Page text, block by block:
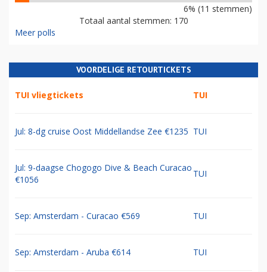
6% (11 stemmen)
Totaal aantal stemmen: 170
Meer polls
VOORDELIGE RETOURTICKETS
TUI vliegtickets TUI
Jul: 8-dg cruise Oost Middellandse Zee €1235 TUI
Jul: 9-daagse Chogogo Dive & Beach Curacao
€1056
TUI
Sep: Amsterdam - Curacao €569 TUI
Sep: Amsterdam - Aruba €614 TUI